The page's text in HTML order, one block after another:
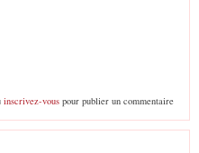
inscrivez-vouspour publier un commentaire